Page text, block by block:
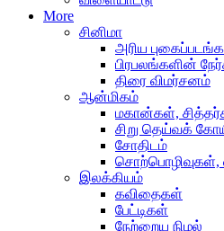
More
சினிமா
அரிய
பிரபலங்களின்
திரை விமர்சனம்
ஆன்மிகம்
மகான்கள்,
சிறு தெய்வக்
சோதிடம்
சொற்பொழிவுகள்,
இலக்கியம்
கவிதைகள்
பேட்டிகள்
நேற்றைய நிழல்